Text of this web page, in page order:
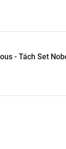
ẩm môi
- Tách Set